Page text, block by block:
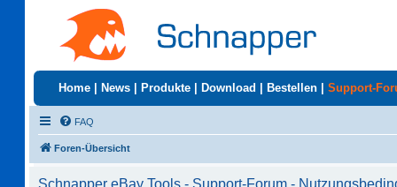
Home News Produkte Download Bestellen Support-
FAQ
Foren-Übersicht
Schnapper eBay Tools - Support-Forum -